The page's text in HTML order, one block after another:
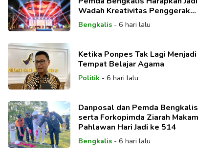
Wadah Kreativitas Penggerak
Ekonomi
Bengkalis- 6 hari lalu
Ketika Ponpes Tak Lagi Menjadi
Tempat Belajar Agama
Politik- 6 hari lalu
Danposal dan Pemda Bengkalis
serta Forkopimda Ziarah Makam
Pahlawan Hari Jadi ke 514
Bengkalis- 6 hari lalu